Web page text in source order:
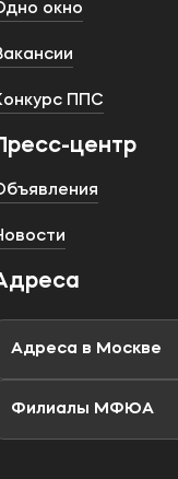
окно
ППС
центр
Адреса в Москве
Филиалы МФЮА